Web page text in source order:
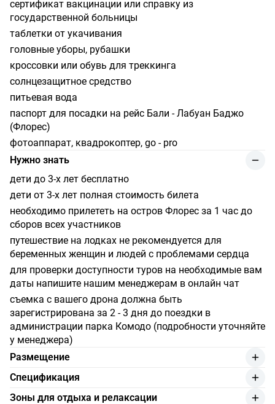
сертификат вакцинации или справку из
государственной больницы
таблетки от укачивания
головные уборы, рубашки
кроссовки или обувь для треккинга
солнцезащитное средство
питьевая вода
паспорт для посадки на рейс Бали - Лабуан Баджо
(Флорес)
фотоаппарат, квадрокоптер, go - pro
Нужно знать
дети до 3-х лет бесплатно
дети от 3-х лет полная стоимость билета
необходимо прилететь на остров Флорес за 1 час до
сборов всех участников
путешествие на лодках не рекомендуется для
беременных женщин и людей с проблемами сердца
для проверки доступности туров на необходимые вам
даты напишите нашим менеджерам в онлайн чат
cъемка с вашего дрона должна быть
зарегистрирована за 2 - 3 дня до поездки в
администрации парка Комодо (подробности уточняйте
у менеджера)
Размещение
Вместимость лодки - 12 человека
Спецификация
год изготовления лодки - 2022
Зоны для отдыха и релаксации